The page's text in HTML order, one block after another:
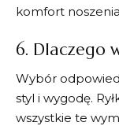
komfort
6. Dlaczego
Wybór
styl i wygodę.
wszystkie te